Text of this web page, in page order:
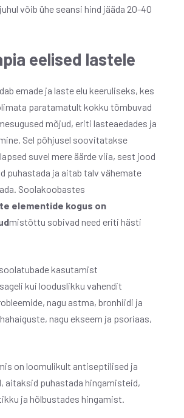
võib ühe seansi hind jääda 20-40
eelised lastele
emade ja laste elu keeruliseks, kes
paratamatult kokku tõmbuvad
mõjud, eriti lasteaedades ja
Sel põhjusel soovitatakse
suvel mere äärde viia, sest jood
puhastada ja aitab talv vähemate
Soolakoobastes
elementide kogus on
mistõttu sobivad need eriti hästi
kasutamist
kui looduslikku vahendit
nagu astma, bronhiidi ja
nagu ekseem ja psoriaas,
on loomulikult antiseptilised ja
aitaksid puhastada hingamisteid,
ja hõlbustades hingamist.